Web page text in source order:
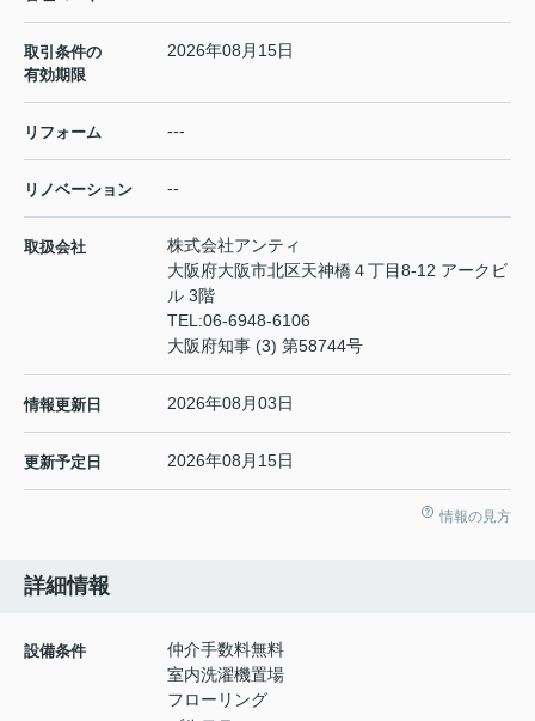
取引条件の
有効期限
2026年08月15日
リフォーム ---
リノベーション --
取扱会社
株式会社アンティ
大阪府大阪市北区天神橋４丁目8-12 アークビ
ル 3階
TEL:06-6948-6106
大阪府知事 (3) 第58744号
情報更新日 2026年08月03日
更新予定日 2026年08月15日
情報の見方
詳細情報
設備条件
仲介手数料無料
室内洗濯機置場
フローリング